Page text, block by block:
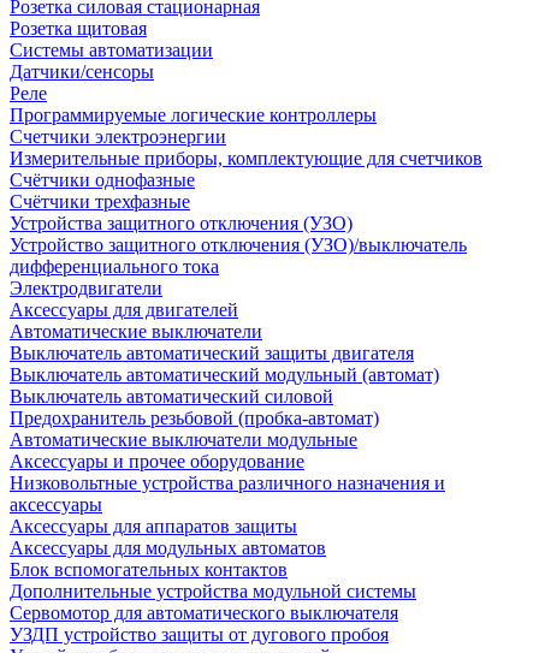
Розетка силовая стационарная
Розетка щитовая
Системы автоматизации
Датчики/сенсоры
Реле
Программируемые логические контроллеры
Счетчики электроэнергии
Измерительные приборы, комплектующие для счетчиков
Счётчики однофазные
Счётчики трехфазные
Устройства защитного отключения (УЗО)
Устройство защитного отключения (УЗО)/выключатель
дифференциального тока
Электродвигатели
Аксессуары для двигателей
Автоматические выключатели
Выключатель автоматический защиты двигателя
Выключатель автоматический модульный (автомат)
Выключатель автоматический силовой
Предохранитель резьбовой (пробка-автомат)
Автоматические выключатели модульные
Аксессуары и прочее оборудование
Низковольтные устройства различного назначения и
аксессуары
Аксессуары для аппаратов защиты
Аксессуары для модульных автоматов
Блок вспомогательных контактов
Дополнительные устройства модульной системы
Сервомотор для автоматического выключателя
УЗДП устройство защиты от дугового пробоя